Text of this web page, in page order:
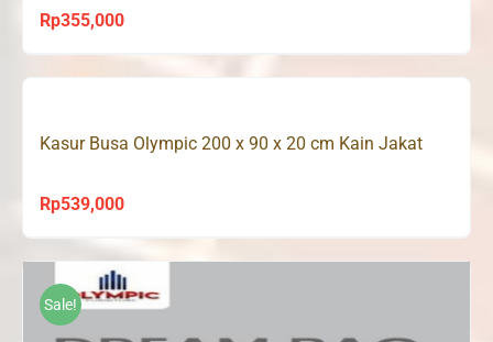
Rp355,000
Kasur Busa Olympic 200 x 90 x 20 cm Kain Jakat
Rp539,000
Sale!